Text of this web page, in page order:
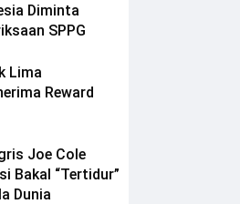
Diminta
SPPG
Lima
Reward
Joe Cole
Bakal “Tertidur”
Dunia